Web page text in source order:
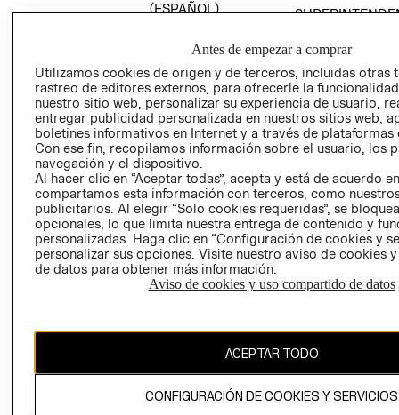
(ESPAÑOL)
TRANSPARENCIA
Y ÉTICA (INGLÉS)
COMERCIO - SIC
PETICIONES
QUEJAS Y
RECLAMOS
Colombia ($)
CAMBIAR REGIÓN
propiedad de H&M Hennes & Mauritz AB.
Antes de empezar a comprar
Utilizamos cookies de origen y de terceros, incluidas otras
rastreo de editores externos, para ofrecerle la
nuestro sitio web, personalizar su experiencia de usuario,
entregar publicidad personalizada en nuestros sitios web,
boletines informativos en Internet y a través de plataformas
Con ese fin, recopilamos información sobre el usuario, los
navegación y el dispositivo.
Al hacer clic en “Aceptar todas”, acepta y está de acuerdo
compartamos esta información con terceros, como
publicitarios. Al elegir “Solo cookies requeridas”, se
opcionales, lo que limita nuestra entrega de contenido y
personalizadas. Haga clic en “Configuración de cookies y
personalizar sus opciones. Visite nuestro aviso de cookies
de datos para obtener más información.
Aviso de cookies y uso compartido de datos
ACEPTAR TODO
CONFIGURACIÓN DE COOKIES Y SERVICIOS